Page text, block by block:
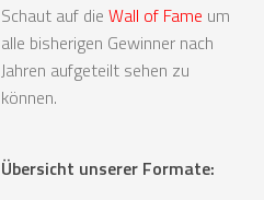
Schaut auf die Wall of Fame um
alle bisherigen Gewinner nach
Jahren aufgeteilt sehen zu
können.
Übersicht unserer Formate: